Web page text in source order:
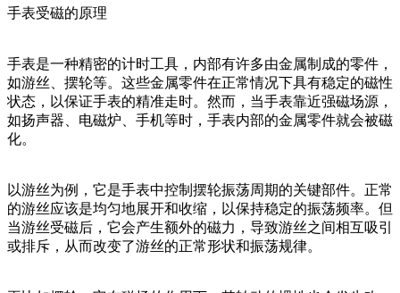
手表受磁的原理
手表是一种精密的计时工具，内部有许多由金属制成的零件，
如游丝、摆轮等。这些金属零件在正常情况下具有稳定的磁性
状态，以保证手表的精准走时。然而，当手表靠近强磁场源，
如扬声器、电磁炉、手机等时，手表内部的金属零件就会被磁
化。
以游丝为例，它是手表中控制摆轮振荡周期的关键部件。正常
的游丝应该是均匀地展开和收缩，以保持稳定的振荡频率。但
当游丝受磁后，它会产生额外的磁力，导致游丝之间相互吸引
或排斥，从而改变了游丝的正常形状和振荡规律。